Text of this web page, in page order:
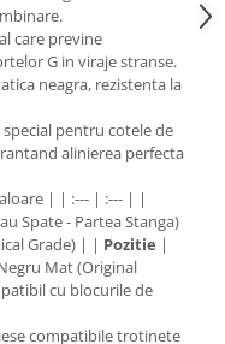
care previne
G in viraje stranse.
neagra, rezistenta la
pentru cotele de
alinierea perfecta
| | :--- | :--- | |
Spate - Partea Stanga)
Grade) | | Pozitie |
Mat (Original
cu blocurile de
compatibile trotinete